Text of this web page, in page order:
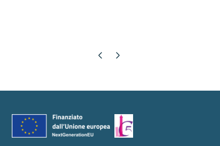
Pagina precedente
Pagina successiva